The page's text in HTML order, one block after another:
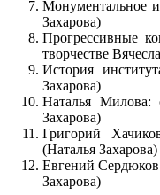
Монументальное
Захарова)
Прогрессивные
творчестве
История
Захарова)
Наталья Милова:
Захарова)
Григорий
(Наталья Захарова)
Евгений
Захарова)